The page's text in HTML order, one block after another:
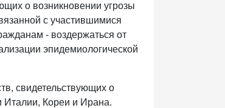
о возникновении угрозы
с участившимися
- воздержаться от
эпидемиологической
свидетельствующих о
Италии, Кореи и Ирана.